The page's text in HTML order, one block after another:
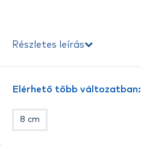
Részletes leírás
Elérhető több változatban:
8 cm